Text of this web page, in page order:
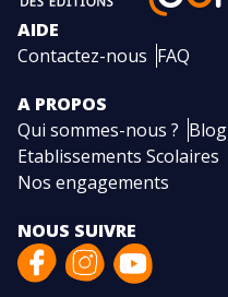
AIDE
Contactez-nous FAQ
A PROPOS
Qui sommes-nous ? Blog
Etablissements Scolaires
Nos engagements
NOUS SUIVRE